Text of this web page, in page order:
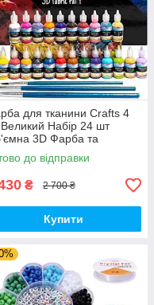
для тканини Crafts 4
Набір 24 ​​шт
3D Фарба та
(100084)
до відправки
₴ 2 700 ₴
Купити